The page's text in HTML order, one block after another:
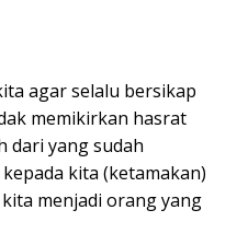
agar selalu bersikap
memikirkan hasrat
dari yang sudah
kita (ketamakan)
menjadi orang yang